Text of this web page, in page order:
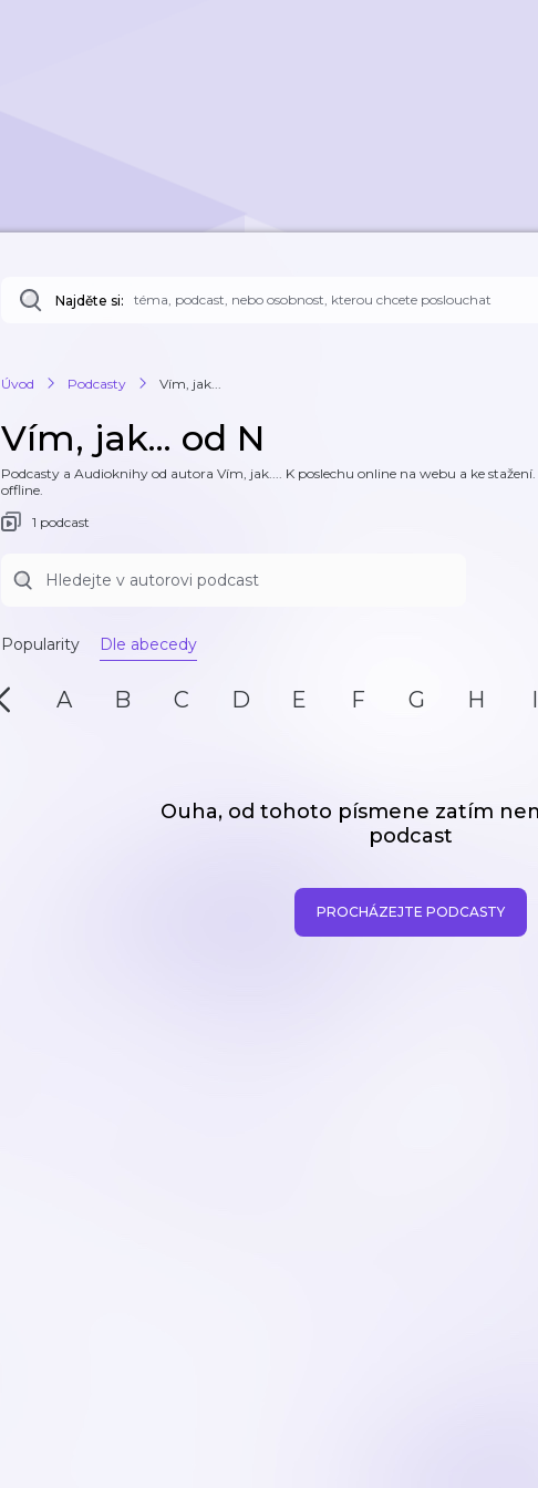
Najděte si:
Úvod Podcasty Vím, jak...
Vím, jak... od N
Podcasty a Audioknihy od autora Vím, jak.... K poslechu online na webu a ke
offline.
1 podcast
Popularity Dle abecedy
A B C D E F G H I
Ouha, od tohoto písmene zatím
podcast
PROCHÁZEJTE PODCASTY